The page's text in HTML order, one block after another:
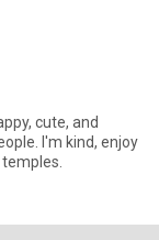
cute, and
I'm kind, enjoy